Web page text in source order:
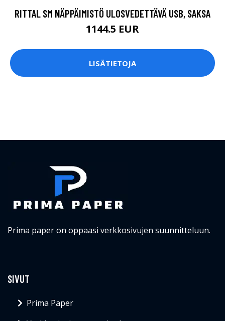
RITTAL SM NÄPPÄIMISTÖ ULOSVEDETTÄVÄ USB, SAKSA
1144.5 EUR
LISÄTIETOJA
Prima paper on oppaasi verkkosivujen suunnitteluun.
SIVUT
Prima Paper